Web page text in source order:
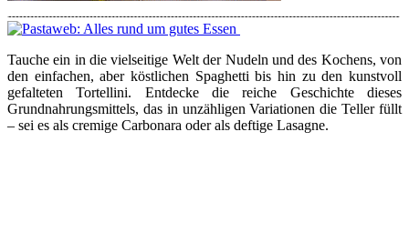
Tauche ein in die vielseitige Welt der Nudeln und des Kochens, von
den einfachen, aber köstlichen Spaghetti bis hin zu den kunstvoll
gefalteten Tortellini. Entdecke die reiche Geschichte dieses
Grundnahrungsmittels, das in unzähligen Variationen die Teller füllt
– sei es als cremige Carbonara oder als deftige Lasagne.